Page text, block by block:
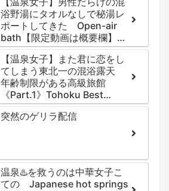
浴野湯にタオルなしで秘湯レ
ポートしてきた Open-air
bath【限定動画は概要欄】尻
焼温泉郷 川の湯
【温泉女子】また君に恋をし
てしまう東北一の混浴露天
年齢制限がある高級旅館
《Part.1》Tohoku Best
Secret hotspring #japan
#koteno
突然のゲリラ配信
温泉♨️を救うのは中華女子こ
ての Japanese hot springs